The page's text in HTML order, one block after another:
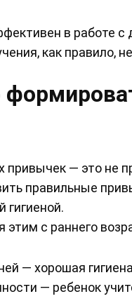
в работе
как правило,
привычек — это не
правильные
гигиеной.
с раннего
— хорошая
— ребенок